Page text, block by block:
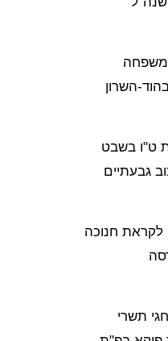
השרון
ט"ו בשבט
גבעתיים
לקראת חנוכה
תשרי